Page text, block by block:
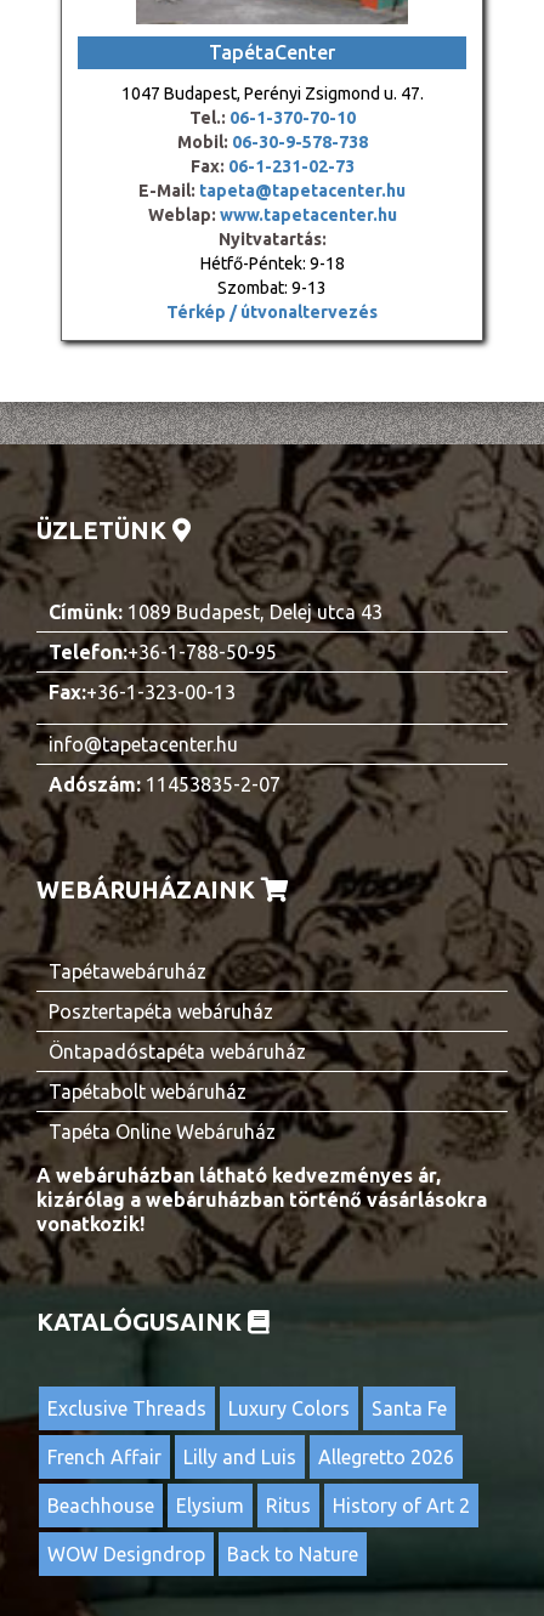
TapétaCenter
1047 Budapest, Perényi Zsigmond u. 47.
Tel.: 06-1-370-70-10
Mobil: 06-30-9-578-738
Fax: 06-1-231-02-73
E-Mail: tapeta@tapetacenter.hu
Weblap: www.tapetacenter.hu
Nyitvatartás:
Hétfő-Péntek: 9-18
Szombat: 9-13
Térkép / útvonaltervezés
ÜZLETÜNK
Címünk: 1089 Budapest, Delej utca 43
Telefon:+36-1-788-50-95
Fax:+36-1-323-00-13
info@tapetacenter.hu
Adószám:11453835-2-07
WEBÁRUHÁZAINK
Tapétawebáruház
Posztertapéta webáruház
Öntapadóstapéta webáruház
Tapétabolt webáruház
Tapéta Online Webáruház
A webáruházban látható kedvezményes ár,
kizárólag a webáruházban történő vásárlásokra
vonatkozik!
KATALÓGUSAINK
Exclusive Threads Luxury Colors Santa Fe
French Affair Lilly and Luis Allegretto 2026
Beachhouse Elysium Ritus History of Art 2
WOW Designdrop Back to Nature